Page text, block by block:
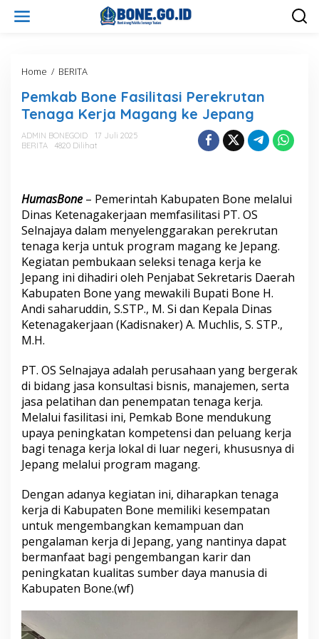
Home / BERITA
m
k
a
B
F
a
s
i
l
i
t
a
s
i
P
e
k
r
u
t
a
n
T
e
a
g
a
K
e
r
j
a
a
Pemkab Bone Fasilitasi Perekrutan
Tenaga Kerja Magang ke Jepang
ADMIN BONEGOID
17 Juli 2025
BERITA
4820 Dilihat
HumasBone – Pemerintah Kabupaten Bone melalui
Dinas Ketenagakerjaan memfasilitasi PT. OS
Selnajaya dalam menyelenggarakan perekrutan
tenaga kerja untuk program magang ke Jepang.
Kegiatan pembukaan seleksi tenaga kerja ke
Jepang ini dihadiri oleh Penjabat Sekretaris Daerah
Kabupaten Bone yang mewakili Bupati Bone H.
Andi saharuddin, S.STP., M. Si dan Kepala Dinas
Ketenagakerjaan (Kadisnaker) A. Muchlis, S. STP.,
M.H.
PT. OS Selnajaya adalah perusahaan yang bergerak
di bidang jasa konsultasi bisnis, manajemen, serta
jasa pelatihan dan penempatan tenaga kerja.
Melalui fasilitasi ini, Pemkab Bone mendukung
upaya peningkatan kompetensi dan peluang kerja
bagi tenaga kerja lokal di luar negeri, khususnya di
Jepang melalui program magang.
Dengan adanya kegiatan ini, diharapkan tenaga
kerja di Kabupaten Bone memiliki kesempatan
untuk mengembangkan kemampuan dan
pengalaman kerja di Jepang, yang nantinya dapat
bermanfaat bagi pengembangan karir dan
peningkatan kualitas sumber daya manusia di
Kabupaten Bone.(wf)